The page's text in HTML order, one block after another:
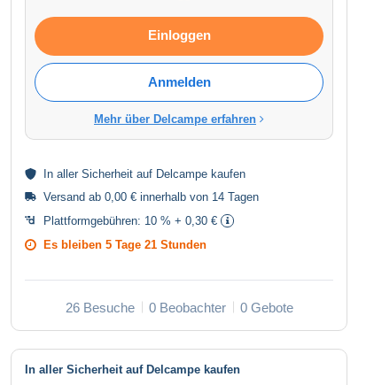
Einloggen
Anmelden
Mehr über Delcampe erfahren
In aller Sicherheit auf Delcampe kaufen
Versand ab 0,00 € innerhalb von 14 Tagen
Plattformgebühren: 10 % + 0,30 €
Es bleiben 5 Tage 21 Stunden
26 Besuche 0 Beobachter 0 Gebote
In aller Sicherheit auf Delcampe kaufen